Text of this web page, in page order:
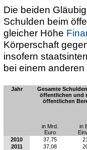
Die beiden
Schulden beim
gleicher Höhe
Körperschaft
insofern
bei einem
Jahr
Gesamte
öffentlichen und
öffentlichen
in Mrd.
Euro
in
2010
37,75
2011
37,08